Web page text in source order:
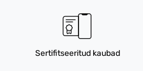
Sertifitseeritud kaubad